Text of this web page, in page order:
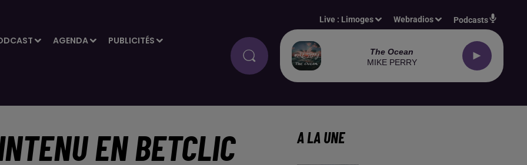
AGENDA PUBLICITÉS
Live : Limoges Webradios Podcasts
The Ocean
MIKE PERRY
EN BETCLIC
A LA UNE